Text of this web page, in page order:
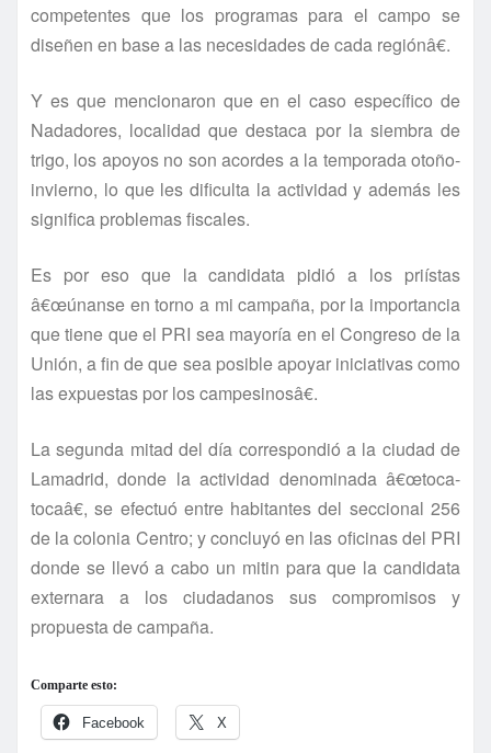
competentes que los programas para el campo se
diseñen en base a las necesidades de cada regiónâ€.
Y es que mencionaron que en el caso especí­fico de
Nadadores, localidad que destaca por la siembra de
trigo, los apoyos no son acordes a la temporada otoño-
invierno, lo que les dificulta la actividad y además les
significa problemas fiscales.
Es por eso que la candidata pidió a los prií­stas
â€œúnanse en torno a mi campaña, por la importancia
que tiene que el PRI sea mayorí­a en el Congreso de la
Unión, a fin de que sea posible apoyar iniciativas como
las expuestas por los campesinosâ€.
La segunda mitad del dí­a correspondió a la ciudad de
Lamadrid, donde la actividad denominada â€œtoca-
tocaâ€, se efectuó entre habitantes del seccional 256
de la colonia Centro; y concluyó en las oficinas del PRI
donde se llevó a cabo un mitin para que la candidata
externara a los ciudadanos sus compromisos y
propuesta de campaña.
Comparte esto:
Facebook X